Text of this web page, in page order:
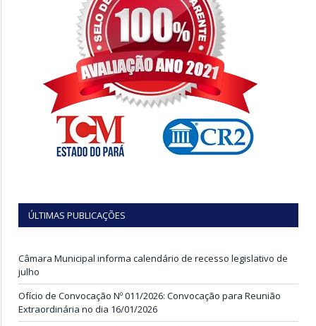
ÚLTIMAS PUBLICAÇÕES
Câmara Municipal informa calendário de recesso legislativo de
julho
Ofício de Convocação Nº 011/2026: Convocação para Reunião
Extraordinária no dia 16/01/2026